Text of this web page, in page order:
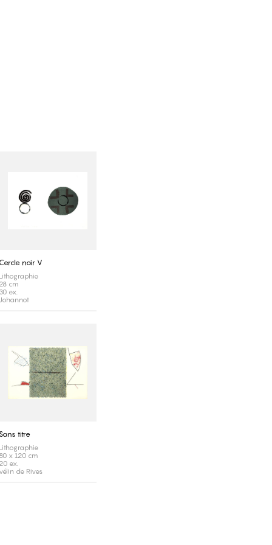
Cercle noir V
Lithographie
28 cm
30 ex.
Johannot
Sans titre
Lithographie
80 x 120 cm
20 ex.
vélin de Rives